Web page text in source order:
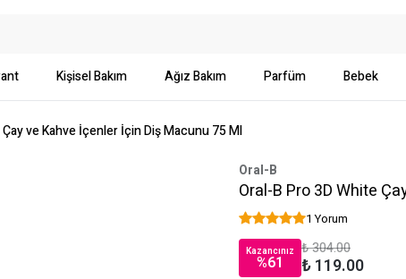
Kişisel Bakım Ağız Bakım Parfüm Bebek
ve Kahve İçenler İçin Diş Macunu 75 Ml
Oral-B
Oral-B Pro 3D White
1 Yorum
Kazancınız
%61
₺ 304.00
₺ 119.00